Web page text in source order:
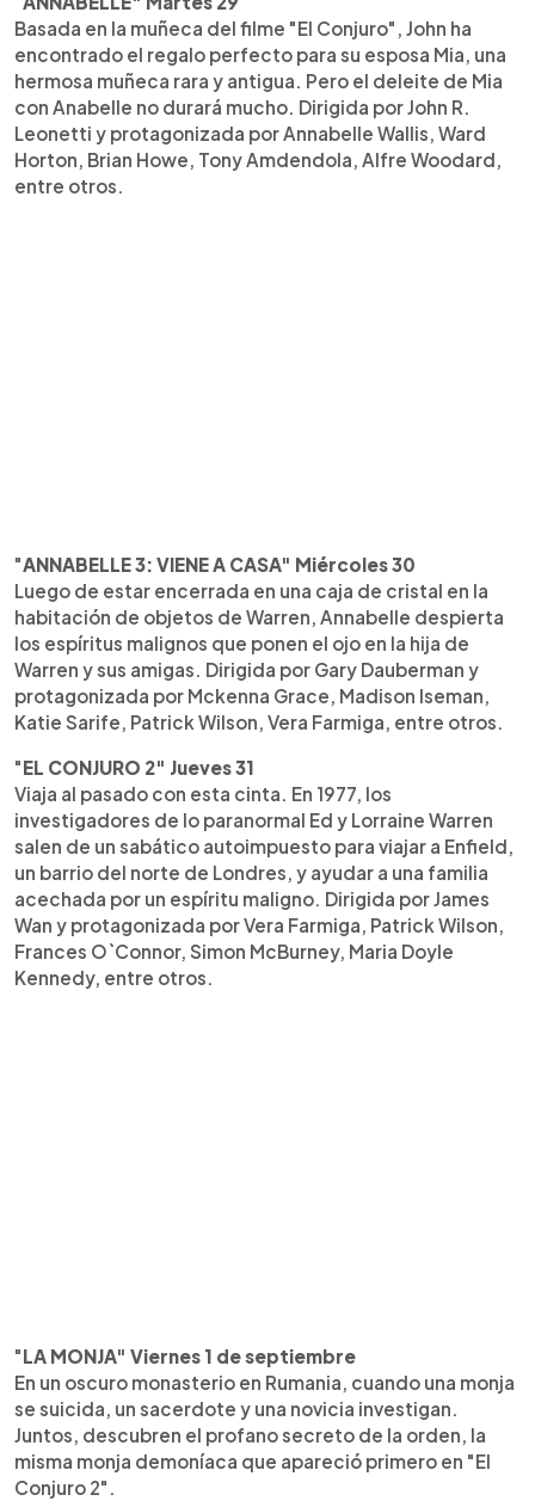
Basada en la muñeca del filme "El Conjuro", John ha
encontrado el regalo perfecto para su esposa Mia, una
hermosa muñeca rara y antigua. Pero el deleite de Mia
con Anabelle no durará mucho. Dirigida por John R.
Leonetti y protagonizada por Annabelle Wallis, Ward
Horton, Brian Howe, Tony Amdendola, Alfre Woodard,
entre otros.
"ANNABELLE 3: VIENE A CASA" Miércoles 30
Luego de estar encerrada en una caja de cristal en la
habitación de objetos de Warren, Annabelle despierta
los espíritus malignos que ponen el ojo en la hija de
Warren y sus amigas. Dirigida por Gary Dauberman y
protagonizada por Mckenna Grace, Madison Iseman,
Katie Sarife, Patrick Wilson, Vera Farmiga, entre otros.
"EL CONJURO 2" Jueves 31
Viaja al pasado con esta cinta. En 1977, los
investigadores de lo paranormal Ed y Lorraine Warren
salen de un sabático autoimpuesto para viajar a Enfield,
un barrio del norte de Londres, y ayudar a una familia
acechada por un espíritu maligno. Dirigida por James
Wan y protagonizada por Vera Farmiga, Patrick Wilson,
Frances O`Connor, Simon McBurney, Maria Doyle
Kennedy, entre otros.
"LA MONJA" Viernes 1 de septiembre
En un oscuro monasterio en Rumania, cuando una monja
se suicida, un sacerdote y una novicia investigan.
Juntos, descubren el profano secreto de la orden, la
misma monja demoníaca que apareció primero en "El
Conjuro 2".